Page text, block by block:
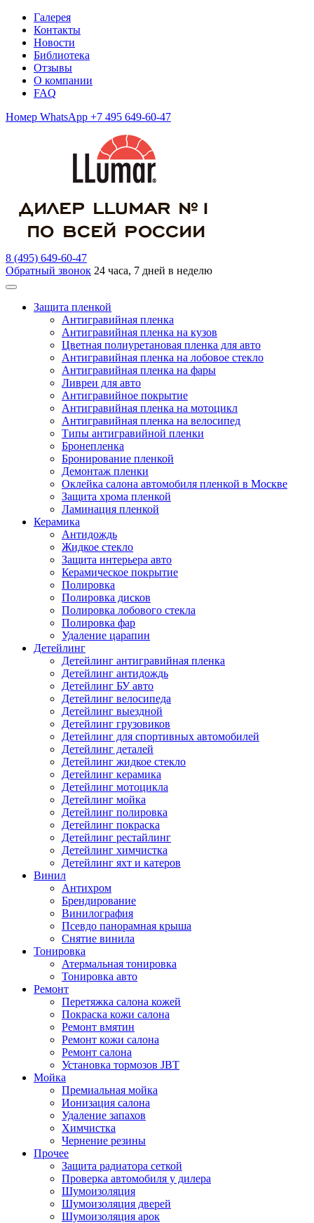
Галерея
Контакты
Новости
Библиотека
Отзывы
О компании
FAQ
Номер WhatsApp +7 495 649-60-47
8 (495) 649-60-47
Обратный звонок 24 часа, 7 дней в неделю
Защита пленкой
Антигравийная пленка
Антигравийная пленка на кузов
Цветная полиуретановая пленка для авто
Антигравийная пленка на лобовое стекло
Антигравийная пленка на фары
Ливреи для авто
Антигравийное покрытие
Антигравийная пленка на мотоцикл
Антигравийная пленка на велосипед
Типы антигравийной пленки
Бронепленка
Бронирование пленкой
Демонтаж пленки
Оклейка салона автомобиля пленкой в Москве
Защита хрома пленкой
Ламинация пленкой
Керамика
Антидождь
Жидкое стекло
Защита интерьера авто
Керамическое покрытие
Полировка
Полировка дисков
Полировка лобового стекла
Полировка фар
Удаление царапин
Детейлинг
Детейлинг антигравийная пленка
Детейлинг антидождь
Детейлинг БУ авто
Детейлинг велосипеда
Детейлинг выездной
Детейлинг грузовиков
Детейлинг для спортивных автомобилей
Детейлинг деталей
Детейлинг жидкое стекло
Детейлинг керамика
Детейлинг мотоцикла
Детейлинг мойка
Детейлинг полировка
Детейлинг покраска
Детейлинг рестайлинг
Детейлинг химчистка
Детейлинг яхт и катеров
Винил
Антихром
Брендирование
Винилография
Псевдо панорамная крыша
Снятие винила
Тонировка
Атермальная тонировка
Тонировка авто
Ремонт
Перетяжка салона кожей
Покраска кожи салона
Ремонт вмятин
Ремонт кожи салона
Ремонт салона
Установка тормозов JBT
Мойка
Премиальная мойка
Ионизация салона
Удаление запахов
Химчистка
Чернение резины
Прочее
Защита радиатора сеткой
Проверка автомобиля у дилера
Шумоизоляция
Шумоизоляция дверей
Шумоизоляция арок